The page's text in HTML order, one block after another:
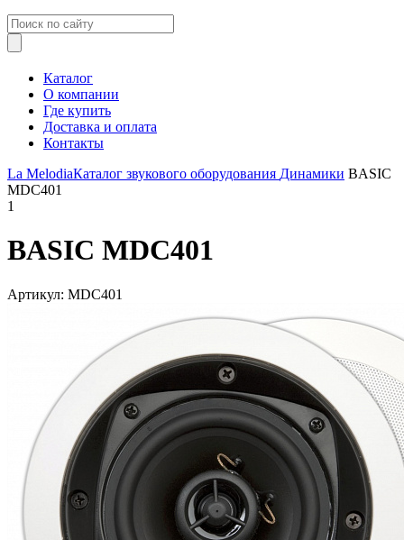
Каталог
О компании
Где купить
Доставка и оплата
Контакты
La MelodiaКаталог звукового оборудования Динамики BASIC
MDC401
1
BASIC MDC401
Артикул: MDC401